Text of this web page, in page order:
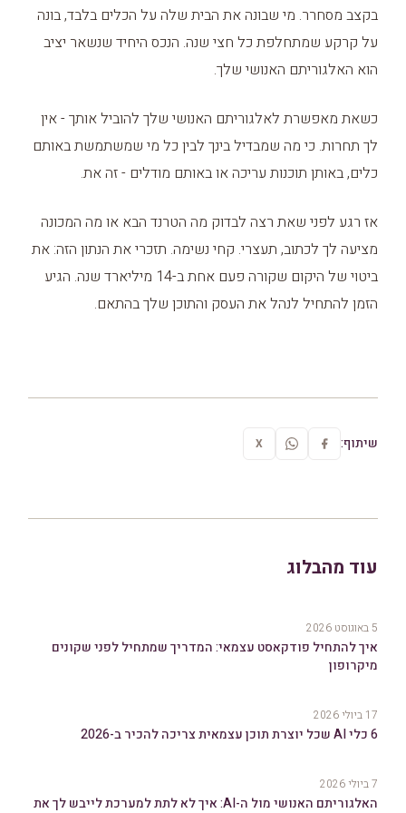
בקצב מסחרר. מי שבונה את הבית שלה על הכלים בלבד, בונה
על קרקע שמתחלפת כל חצי שנה. הנכס היחיד שנשאר יציב
הוא האלגוריתם האנושי שלך.
כשאת מאפשרת לאלגוריתם האנושי שלך להוביל אותך - אין
לך תחרות. כי מה שמבדיל בינך לבין כל מי שמשתמשת באותם
כלים, באותן תוכנות עריכה או באותם מודלים - זה את.
אז רגע לפני שאת רצה לבדוק מה הטרנד הבא או מה המכונה
מציעה לך לכתוב, תעצרי. קחי נשימה. תזכרי את הנתון הזה: את
ביטוי של היקום שקורה פעם אחת ב-14 מיליארד שנה. הגיע
הזמן להתחיל לנהל את העסק והתוכן שלך בהתאם.
שיתוף: X
עוד מהבלוג
5 באוגוסט 2026
איך להתחיל פודקאסט עצמאי: המדריך שמתחיל לפני שקונים
מיקרופון
17 ביולי 2026
6 כלי AI שכל יוצרת תוכן עצמאית צריכה להכיר ב-2026
7 ביולי 2026
האלגוריתם האנושי מול ה-AI: איך לא לתת למערכת לייבש לך את